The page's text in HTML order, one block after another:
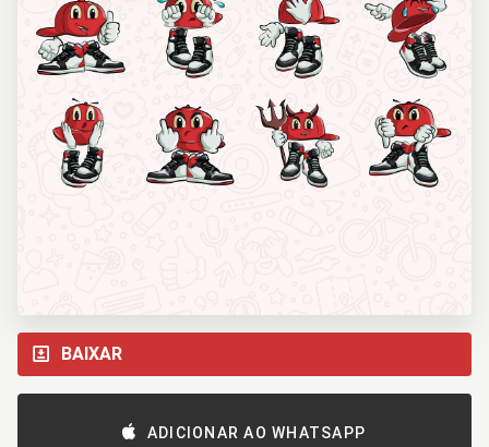
BAIXAR
ADICIONAR AO WHATSAPP